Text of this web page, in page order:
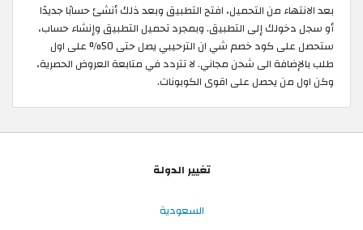
بعد الانتهاء من التحميل، افتح التطبيق وبعد ذلك أنشئ حسابًا جديدًا
أو سجل دخولك إلى التطبيق. وبمجرد تحميل التطبيق وإنشاء حساب،
ستحصل على كود خصم شي ان الترحيبي يصل حتى 50% على اول
طلب بالإضافة الى شحن مجاني. لا تتردد في متابعة العروض الحصرية،
وكن اول من يحصل على اقوى الكوبونات.
تغيير الدولة
السعودية